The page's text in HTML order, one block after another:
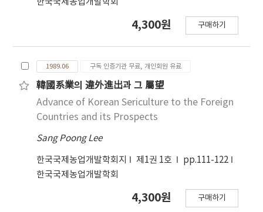
한국국제농업개발학회
4,300원 구매하기
1989.06 구독 인증기관 무료, 개인회원 유료
韓國系業의 違外進出과 그 屬望
Advance of Korean Sericulture to the Foreign
Countries and its Prospects
Sang Poong Lee
한국국제농업개발학회지 제1권 1호
pp.111-122
한국국제농업개발학회
4,300원 구매하기